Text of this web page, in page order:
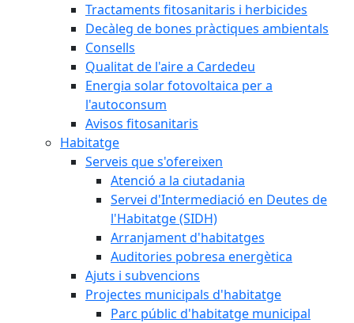
Tractaments fitosanitaris i herbicides
Decàleg de bones pràctiques ambientals
Consells
Qualitat de l'aire a Cardedeu
Energia solar fotovoltaica per a
l'autoconsum
Avisos fitosanitaris
Habitatge
Serveis que s'ofereixen
Atenció a la ciutadania
Servei d'Intermediació en Deutes de
l'Habitatge (SIDH)
Arranjament d'habitatges
Auditories pobresa energètica
Ajuts i subvencions
Projectes municipals d'habitatge
Parc públic d'habitatge municipal